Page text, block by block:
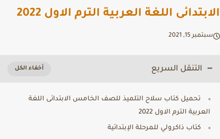
اللغة العربية الترم الاول 2022
15, 2021
التنقل السريع
تحميل كتاب سلاح التلميذ للصف الخامس الابتدائى اللغة
العربية الترم الاول 2022
كتاب ذاكرولي للمرحلة الإبتدائية